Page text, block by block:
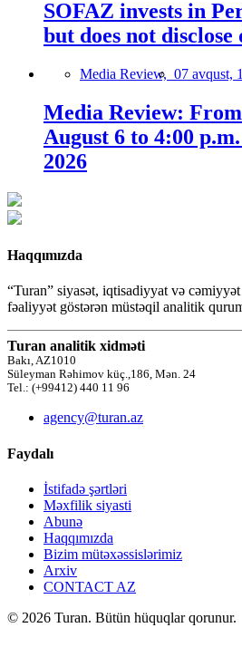
SOFAZ invests in
but does not disclose
Media Review, 07 avqust,
Media Review:
August 6 to 4:00
2026
Haqqımızda
“Turan” siyasət, iqtisadiyyat və cəmiyyət
fəaliyyət göstərən müstəqil analitik
Turan analitik xidməti
Bakı, AZ1010
Süleyman Rəhimov küç.,186, Mən. 24
Tel.: (+99412) 440 11 96
agency@turan.az
Faydalı
İstifadə şərtləri
Məxfilik siyasti
Abunə
Haqqımızda
Bizim mütəxəssislərimiz
Arxiv
CONTACT AZ
© 2026 Turan. Bütün hüquqlar qorunur.